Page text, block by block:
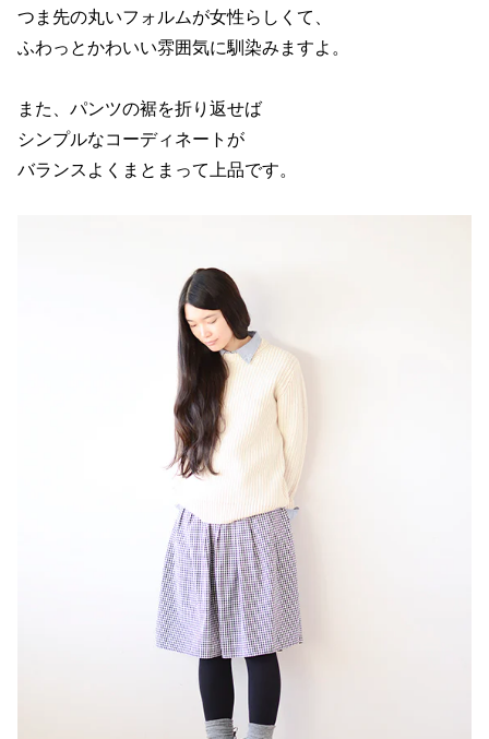
つま先の丸いフォルムが女性らしくて、
ふわっとかわいい雰囲気に馴染みますよ。
また、パンツの裾を折り返せば
シンプルなコーディネートが
バランスよくまとまって上品です。